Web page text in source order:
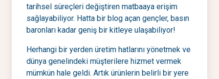
tarihsel süreçleri değiştiren matbaaya erişim
sağlayabiliyor. Hatta bir blog açan gençler, basın
baronları kadar geniş bir kitleye ulaşabiliyor!
Herhangi bir yerden üretim hatlarını yönetmek ve
dünya genelindeki müşterilere hizmet vermek
mümkün hale geldi. Artık ürünlerin belirli bir yere